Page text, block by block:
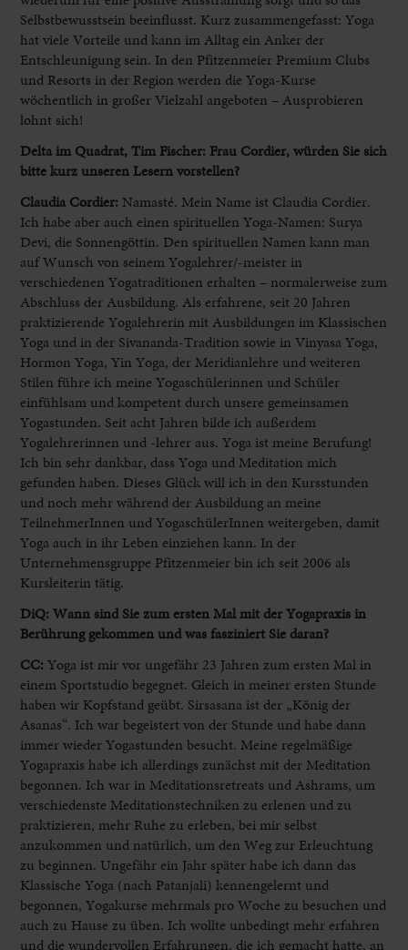
Selbstbewusstsein beeinflusst. Kurz zusammengefasst: Yoga
hat viele Vorteile und kann im Alltag ein Anker der
Entschleunigung sein. In den Pfitzenmeier Premium Clubs
und Resorts in der Region werden die Yoga-Kurse
wöchentlich in großer Vielzahl angeboten – Ausprobieren
lohnt sich!
Delta im Quadrat, Tim Fischer: Frau Cordier, würden Sie sich
bitte kurz unseren Lesern vorstellen?
Claudia Cordier:Namasté. Mein Name ist Claudia Cordier.
Ich habe aber auch einen spirituellen Yoga-Namen: Surya
Devi, die Sonnengöttin. Den spirituellen Namen kann man
auf Wunsch von seinem Yogalehrer/-meister in
verschiedenen Yogatraditionen erhalten – normalerweise zum
Abschluss der Ausbildung. Als erfahrene, seit 20 Jahren
praktizierende Yogalehrerin mit Ausbildungen im Klassischen
Yoga und in der Sivananda-Tradition sowie in Vinyasa Yoga,
Hormon Yoga, Yin Yoga, der Meridianlehre und weiteren
Stilen führe ich meine Yogaschülerinnen und Schüler
einfühlsam und kompetent durch unsere gemeinsamen
Yogastunden. Seit acht Jahren bilde ich außerdem
Yogalehrerinnen und -lehrer aus. Yoga ist meine Berufung!
Ich bin sehr dankbar, dass Yoga und Meditation mich
gefunden haben. Dieses Glück will ich in den Kursstunden
und noch mehr während der Ausbildung an meine
TeilnehmerInnen und YogaschülerInnen weitergeben, damit
Yoga auch in ihr Leben einziehen kann. In der
Unternehmensgruppe Pfitzenmeier bin ich seit 2006 als
Kursleiterin tätig.
DiQ: Wann sind Sie zum ersten Mal mit der Yogapraxis in
Berührung gekommen und was fasziniert Sie daran?
CC: Yoga ist mir vor ungefähr 23 Jahren zum ersten Mal in
einem Sportstudio begegnet. Gleich in meiner ersten Stunde
haben wir Kopfstand geübt. Sirsasana ist der „König der
Asanas“. Ich war begeistert von der Stunde und habe dann
immer wieder Yogastunden besucht. Meine regelmäßige
Yogapraxis habe ich allerdings zunächst mit der Meditation
begonnen. Ich war in Meditationsretreats und Ashrams, um
verschiedenste Meditationstechniken zu erlenen und zu
praktizieren, mehr Ruhe zu erleben, bei mir selbst
anzukommen und natürlich, um den Weg zur Erleuchtung
zu beginnen. Ungefähr ein Jahr später habe ich dann das
Klassische Yoga (nach Patanjali) kennengelernt und
begonnen, Yogakurse mehrmals pro Woche zu besuchen und
auch zu Hause zu üben. Ich wollte unbedingt mehr erfahren
und die wundervollen Erfahrungen, die ich gemacht hatte, an